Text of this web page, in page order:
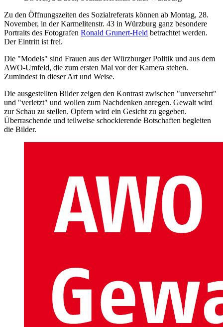
Zu den Öffnungszeiten des Sozialreferats können ab Montag, 28.
November, in der Karmelitenstr. 43 in Würzburg ganz besondere
Portraits des Fotografen Ronald Grunert-Held betrachtet werden.
Der Eintritt ist frei.
Die "Models" sind Frauen aus der Würzburger Politik und aus dem
AWO-Umfeld, die zum ersten Mal vor der Kamera stehen.
Zumindest in dieser Art und Weise.
Die ausgestellten Bilder zeigen den Kontrast zwischen "unversehrt"
und "verletzt" und wollen zum Nachdenken anregen. Gewalt wird
zur Schau zu stellen. Opfern wird ein Gesicht zu gegeben.
Überraschende und teilweise schockierende Botschaften begleiten
die Bilder.